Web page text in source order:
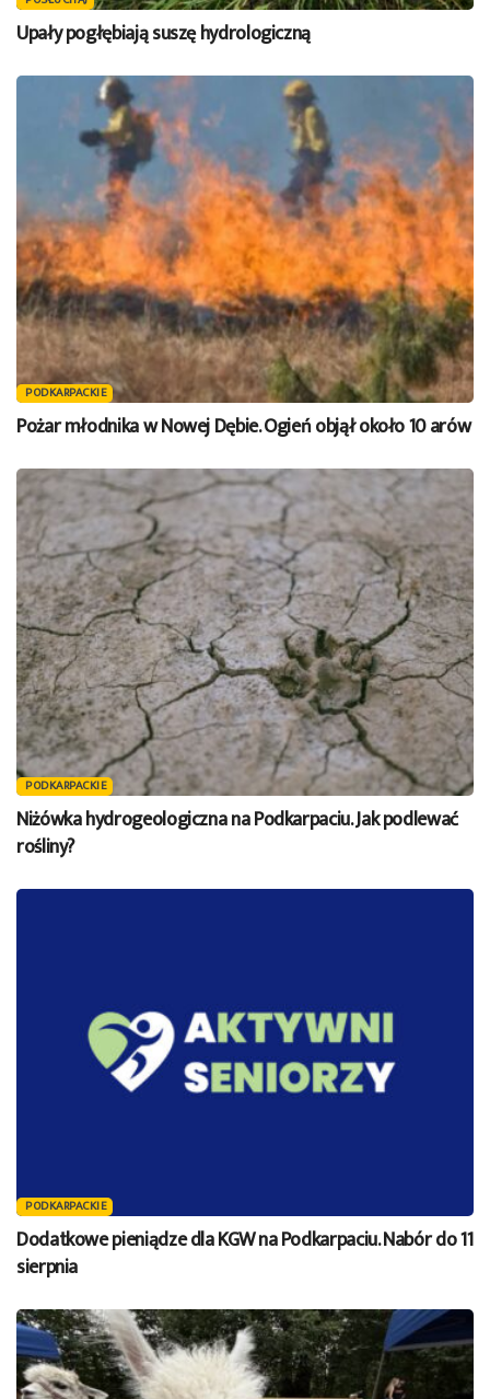
Upały pogłębiają suszę hydrologiczną
PODKARPACKIE
Pożar młodnika w Nowej Dębie. Ogień objął około 10 arów
PODKARPACKIE
Niżówka hydrogeologiczna na Podkarpaciu. Jak podlewać
rośliny?
PODKARPACKIE
Dodatkowe pieniądze dla KGW na Podkarpaciu. Nabór do 11
sierpnia